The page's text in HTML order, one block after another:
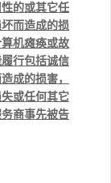
的或其它任
而造成的损
机瘫痪或故
行包括诚信
成的损害，
或任何其它
商事先被告